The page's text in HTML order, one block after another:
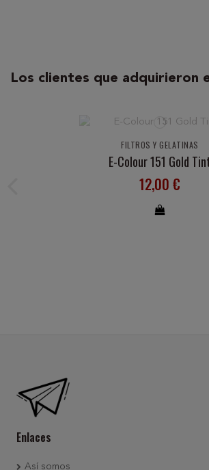
Los clientes que
FILTROS Y GELATINAS
E-Colour 151 Gold
12,00 €
Enlaces
Así somos